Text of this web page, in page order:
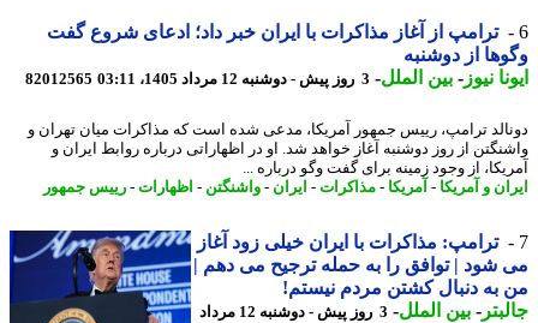
ترامپ از آغاز مذاکرات با ایران خبر داد؛ ادعای شروع گفت
از دوشنبه
نیوز-بین الملل-3 روز پیش - دوشنبه 12 مرداد 1405، 03:11 82012565
ترامپ، رییس جمهور آمریکا، مدعی شده است که مذاکرات میان تهران و
از روز دوشنبه آغاز خواهد شد. او در اظهاراتی درباره روابط ایران و
از وجود زمینه برای گفت وگو درباره ...
و آمریکا- آمریکا- مذاکرات- ایران - واشنگتن-اظهارات- رییس جمهور
ترامپ: مذاکرات با ایران خیلی زود آغاز
شود | توافق را به حمله ترجیح می دهم |
به دنبال کشتن مردم نیستم!
-بین الملل-
3 روز پیش - دوشنبه 12 مرداد